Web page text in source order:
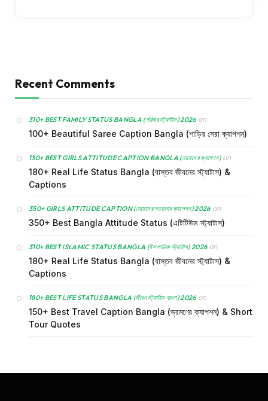
Recent Comments
310+ BEST FAMILY STATUS BANGLA (পরিবার স্ট্যাটাস) 2026on
100+ Beautiful Saree Caption Bangla (শাড়ির সেরা ক্যাপশন)
130+ BEST GIRLS ATTITUDE CAPTION BANGLA (মেয়েদের ক্যাপশন)on
180+ Real Life Status Bangla (বাস্তব জীবনের স্ট্যাটাস) &
Captions
350+ GIRLS ATTITUDE CAPTION (মেয়েদের মনোভাব ক্যাপশন) 2026on
350+ Best Bangla Attitude Status (এটিটিউড স্ট্যাটাস)
310+ BEST ISLAMIC STATUS BANGLA (ইসলামিক স্ট্যাটাস) 2026on
180+ Real Life Status Bangla (বাস্তব জীবনের স্ট্যাটাস) &
Captions
180+ BEST LIFE STATUS BANGLA (জীবন স্ট্যাটাস বাংলা) 2026on
150+ Best Travel Caption Bangla (ভ্রমণের ক্যাপশন) & Short
Tour Quotes